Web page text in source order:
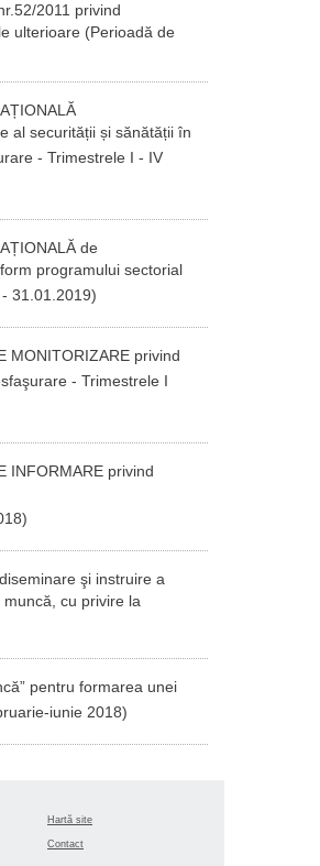
2011 privind
ulterioare (Perioadă de
al securității și sănătății în
- Trimestrele I - IV
de
programului sectorial
31.01.2019)
MONITORIZARE privind
- Trimestrele I
INFORMARE privind
şi instruire a
cu privire la
pentru formarea unei
iunie2018)
Hartă site
Contact